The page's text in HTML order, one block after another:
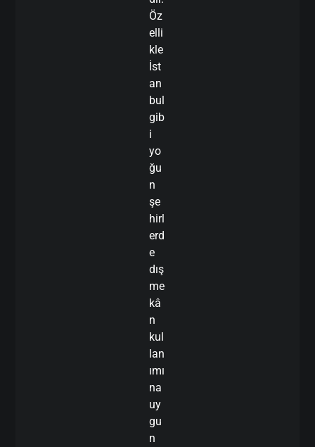
Öz
elli
kle
İst
an
bul
gib
i
yo
ğu
n
şe
hirl
erd
e
dış
me
kâ
n
kul
lan
ımı
na
uy
gu
n